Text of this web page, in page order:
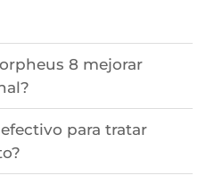
8 mejorar
para tratar